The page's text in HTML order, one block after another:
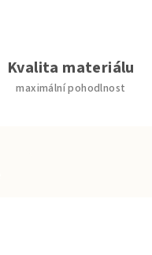
Kvalita materiálu
maximální pohodlnost